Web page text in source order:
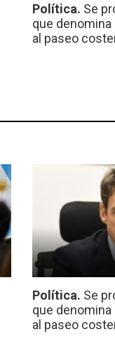
Política. Se
que denomina
al paseo
Política. Se
que denomina
al paseo